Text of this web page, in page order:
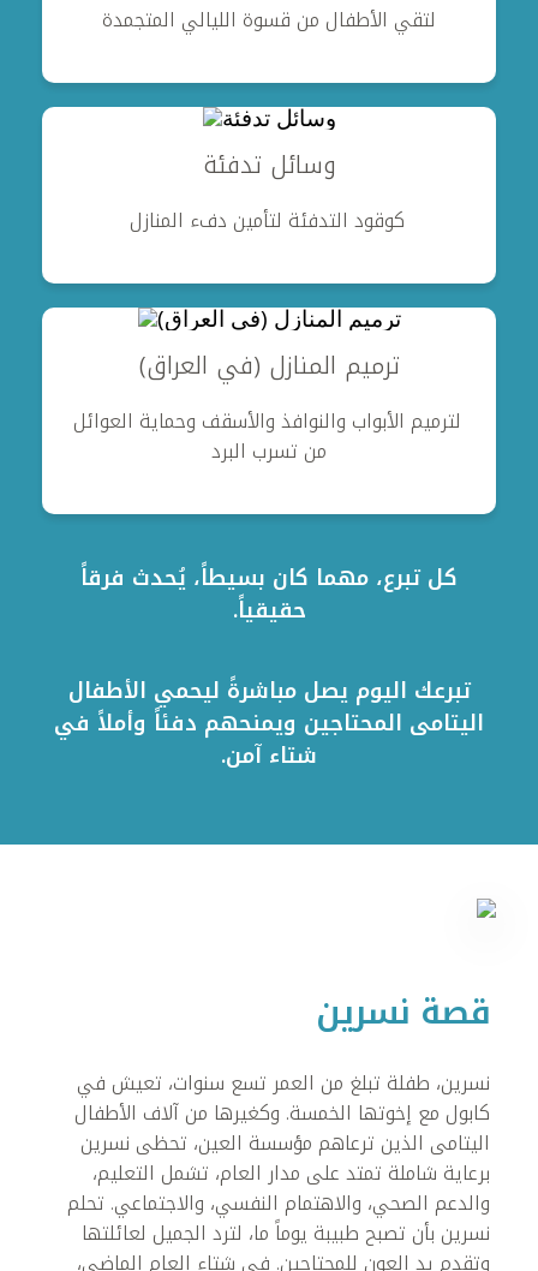
لتقي الأطفال من قسوة الليالي المتجمدة
وسائل تدفئة
كوقود التدفئة لتأمين دفء المنازل
ترميم المنازل (في العراق)
لترميم الأبواب والنوافذ والأسقف وحماية العوائل
من تسرب البرد
كل تبرع، مهما كان بسيطاً، يُحدث فرقاً
حقيقياً.
تبرعك اليوم يصل مباشرةً ليحمي الأطفال
اليتامى المحتاجين ويمنحهم دفئاً وأملاً في
شتاء آمن.
قصة نسرين
نسرين، طفلة تبلغ من العمر تسع سنوات، تعيش في
كابول مع إخوتها الخمسة. وكغيرها من آلاف الأطفال
اليتامى الذين ترعاهم مؤسسة العين، تحظى نسرين
برعاية شاملة تمتد على مدار العام، تشمل التعليم،
والدعم الصحي، والاهتمام النفسي، والاجتماعي. تحلم
نسرين بأن تصبح طبيبة يوماً ما، لترد الجميل لعائلتها
وتقدم يد العون للمحتاجين. في شتاء العام الماضي،